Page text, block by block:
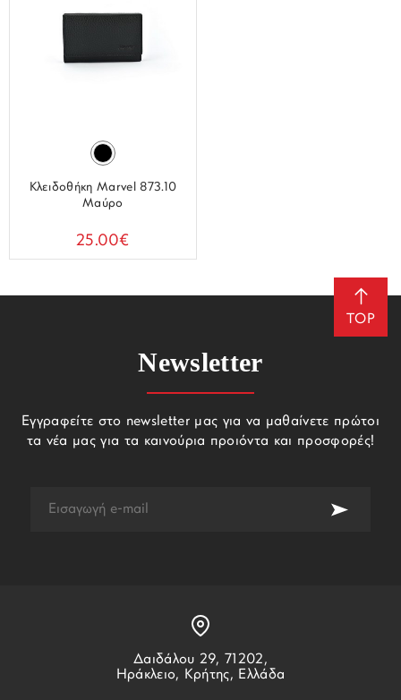
Κλειδοθήκη Marvel 873.10
Μαύρο
25.00€
TOP
Δαιδάλου 29, 71202,
Ηράκλειο, Κρήτης, Ελλάδα
Newsletter
Εγγραφείτε στο newsletter μας για να μαθαίνετε πρώτοι
τα νέα μας για τα καινούρια προιόντα και προσφορές!